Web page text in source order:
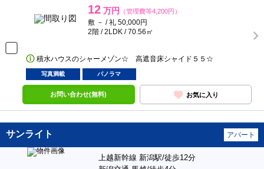
12 万円 （管理費等4,200円）
敷 － / 礼 50,000円
2階 / 2LDK / 70.56㎡
積水ハウスのシャーメゾン☆ 高遮音床シャイド５５☆
写真満載 パノラマ
お問い合わせ(無料) お気に入り
サンライト アパート
上越新幹線 新潟駅/徒歩12分